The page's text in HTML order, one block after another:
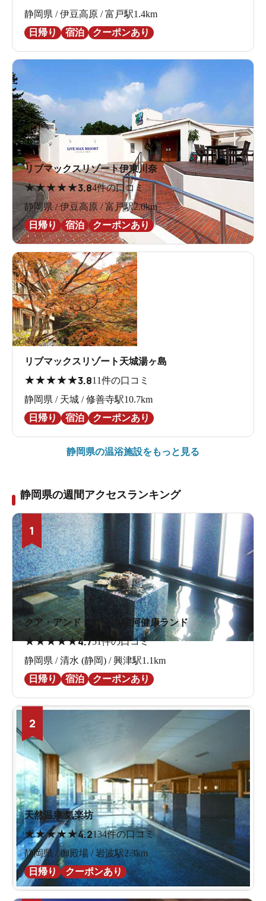
静岡県 / 伊豆高原 / 富戸駅1.4km
日帰り
宿泊 クーポンあり
リブマックスリゾート伊東川奈
★★★★★3.84件の口コミ
静岡県 / 伊豆高原 / 富戸駅2.0km
日帰り
宿泊 クーポンあり
リブマックスリゾート天城湯ヶ島
★★★★★3.811件の口コミ
静岡県 / 天城 / 修善寺駅10.7km
日帰り
宿泊 クーポンあり
静岡県の温浴施設をもっと見る
静岡県の週間アクセスランキング
1
クア・アンド・ホテル 駿河健康ランド
★★★★★4.751件の口コミ
静岡県 / 清水 (静岡) / 興津駅1.1km
日帰り
宿泊 クーポンあり
2
天然温泉 気楽坊
★★★★★4.2134件の口コミ
静岡県 / 御殿場 / 岩波駅2.3km
日帰り
クーポンあり